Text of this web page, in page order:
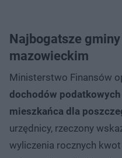
Najbogatsze
mazowieckim
Ministerstwo Finansów
dochodów
mieszkańca dla
urzędnicy, rzeczony
wyliczenia rocznych